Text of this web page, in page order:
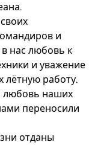
и
нас любовь к
и уважение
лётную работу.
любовь наших
переносили
отданы